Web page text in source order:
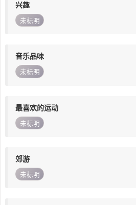
兴趣
未标明
音乐品味
未标明
最喜欢的运动
未标明
郊游
未标明